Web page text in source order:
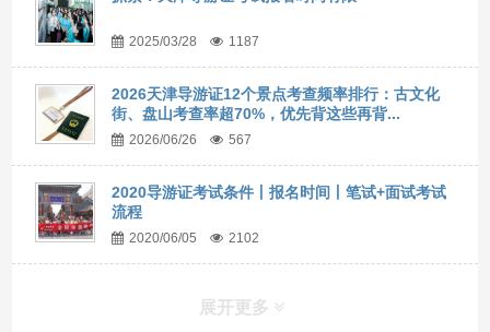
2025/03/28 1187
2026天津导游证12个景点考查频率排行：古文化
街、盘山考查率超70%，优先背这些再背...
2026/06/26 567
2020导游证考试条件丨报名时间丨笔试+面试考试
流程
2020/06/05 2102
展开更多